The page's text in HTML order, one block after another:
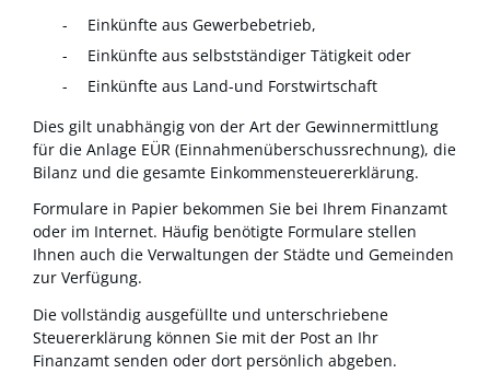
Einkünfte aus Gewerbebetrieb,
Einkünfte aus selbstständiger Tätigkeit oder
Einkünfte aus Land-und Forstwirtschaft
Dies gilt unabhängig von der Art der Gewinnermittlung
für die Anlage EÜR (Einnahmenüberschussrechnung), die
Bilanz und die gesamte Einkommensteuererklärung.
Formulare in Papier bekommen Sie bei Ihrem Finanzamt
oder im Internet. Häufig benötigte Formulare stellen
Ihnen auch die Verwaltungen der Städte und Gemeinden
zur Verfügung.
Die vollständig ausgefüllte und unterschriebene
Steuererklärung können Sie mit der Post an Ihr
Finanzamt senden oder dort persönlich abgeben.